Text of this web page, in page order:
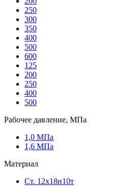
250
300
350
400
500
600
125
200
250
400
500
Рабочее давление, МПа
1,0 МПа
1,6 МПа
Материал
Ст. 12х18н10т